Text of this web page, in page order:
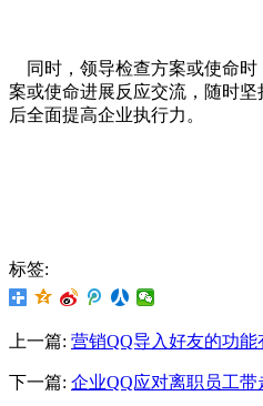
同时，领导检查方案或使命时
案或使命进展反应交流，随时
后全面提高企业执行力。
标签:
上一篇: 营销QQ导入好友的功能
下一篇: 企业QQ应对离职员工带